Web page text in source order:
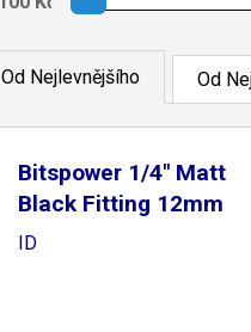
Od Nejlevnějšího Od
Bitspower 1/4" Matt
Black Fitting 12mm
ID